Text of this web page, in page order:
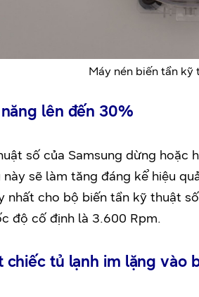
Máy nén biến tần kỹ
lên đến 30%
số của Samsung dừng
sẽ làm tăng đáng kể hiệu
nhất cho bộ biến tần kỹ thuật
độ cố định là 3.600 Rpm.
chiếc tủ lạnh im lặng vào